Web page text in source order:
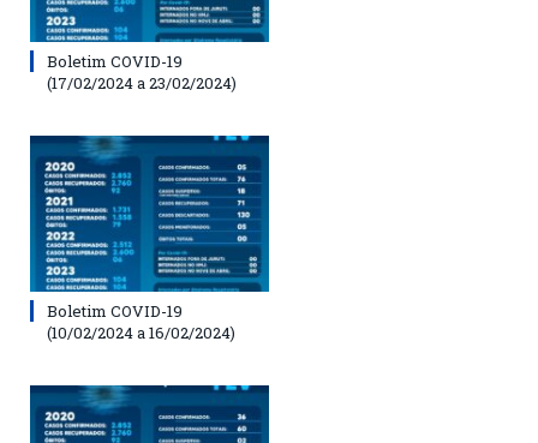
Boletim COVID-19
(17/02/2024 a 23/02/2024)
Boletim COVID-19
(10/02/2024 a 16/02/2024)